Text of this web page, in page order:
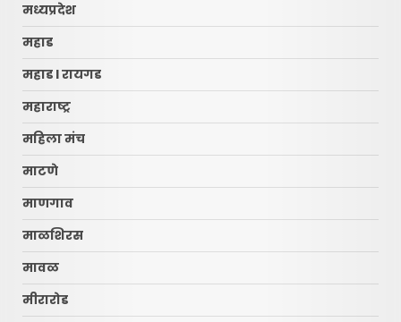
मध्यप्रदेश
महाड
महाड l रायगड
महाराष्ट्र
महिला मंच
माटणे
माणगाव
माळशिरस
मावळ
मीरारोड